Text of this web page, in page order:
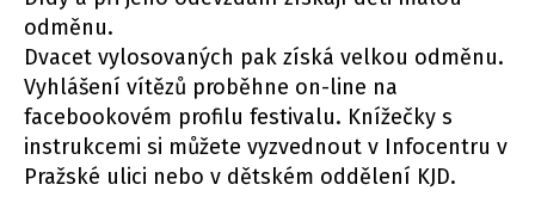
odměnu.
Dvacet vylosovaných pak získá velkou odměnu.
Vyhlášení vítězů proběhne on-line na
facebookovém profilu festivalu. Knížečky s
instrukcemi si můžete vyzvednout v Infocentru v
Pražské ulici nebo v dětském oddělení KJD.